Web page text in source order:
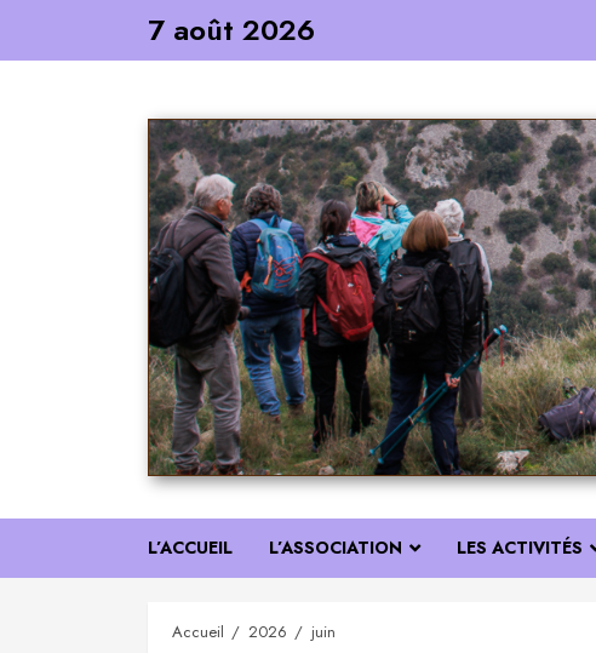
7 août 2026
L’ACCUEIL L’ASSOCIATION LES ACTIVITÉS
Accueil 2026 juin